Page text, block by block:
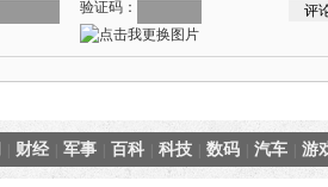
验证码：
财经 军事 百科 科技 数码 汽车 游